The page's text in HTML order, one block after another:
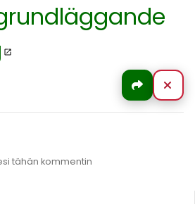
Jaa
tähän kommentin